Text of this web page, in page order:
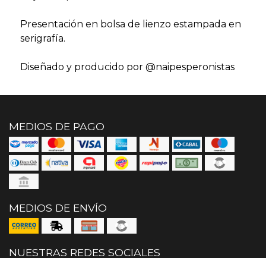
Presentación en bolsa de lienzo estampada en
serigrafía.
Diseñado y producido por @naipesperonistas
MEDIOS DE PAGO
MEDIOS DE ENVÍO
NUESTRAS REDES SOCIALES